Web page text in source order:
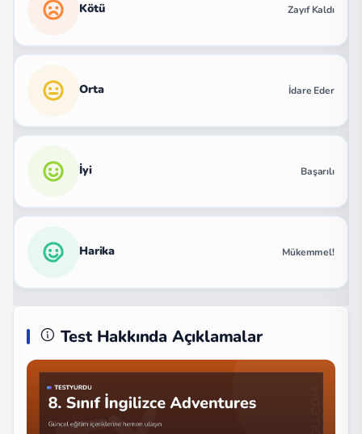
Kötü Zayıf Kaldı
Orta İdare Eder
İyi Başarılı
Harika Mükemmel!
Test Hakkında Açıklamalar